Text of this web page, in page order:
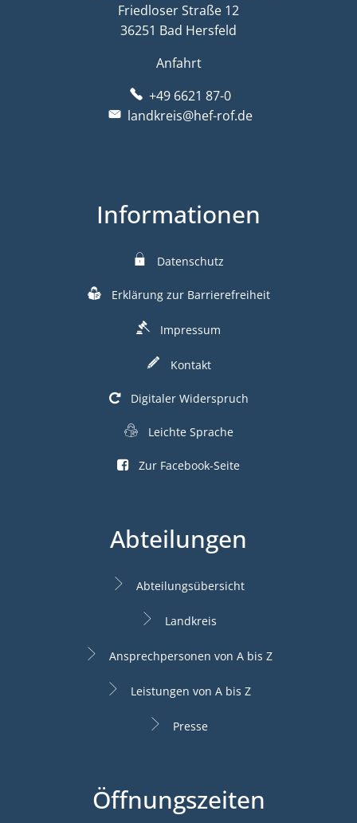
Friedloser Straße 12
36251 Bad Hersfeld
Anfahrt
+49 6621 87-0
landkreis@hef-rof.de
Informationen
Datenschutz
Erklärung zur Barrierefreiheit
Impressum
Kontakt
Digitaler Widerspruch
Leichte Sprache
Zur Facebook-Seite
Abteilungen
Abteilungsübersicht
Landkreis
Ansprechpersonen von A bis Z
Leistungen von A bis Z
Presse
Öffnungszeiten